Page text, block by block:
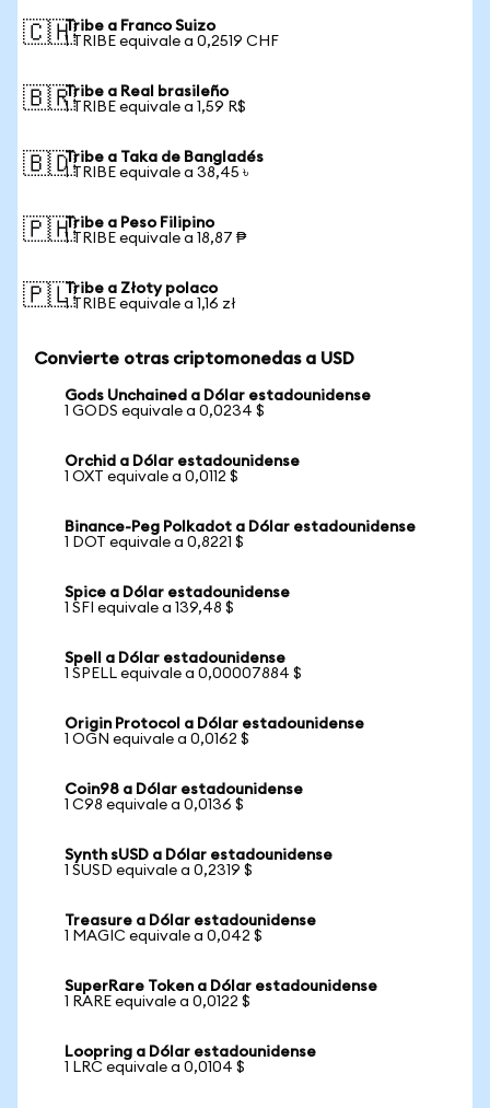
🇨🇭Tribe a Franco Suizo
1 TRIBE equivale a 0,2519 CHF
🇧🇷Tribe a Real brasileño
1 TRIBE equivale a 1,59 R$
🇧🇩Tribe a Taka de Bangladés
1 TRIBE equivale a 38,45 ৳
🇵🇭Tribe a Peso Filipino
1 TRIBE equivale a 18,87 ₱
🇵🇱Tribe a Złoty polaco
1 TRIBE equivale a 1,16 zł
Convierte otras criptomonedas a USD
Gods Unchained a Dólar estadounidense
1 GODS equivale a 0,0234 $
Orchid a Dólar estadounidense
1 OXT equivale a 0,0112 $
Binance-Peg Polkadot a Dólar estadounidense
1 DOT equivale a 0,8221 $
Spice a Dólar estadounidense
1 SFI equivale a 139,48 $
Spell a Dólar estadounidense
1 SPELL equivale a 0,00007884 $
Origin Protocol a Dólar estadounidense
1 OGN equivale a 0,0162 $
Coin98 a Dólar estadounidense
1 C98 equivale a 0,0136 $
Synth sUSD a Dólar estadounidense
1 SUSD equivale a 0,2319 $
Treasure a Dólar estadounidense
1 MAGIC equivale a 0,042 $
SuperRare Token a Dólar estadounidense
1 RARE equivale a 0,0122 $
Loopring a Dólar estadounidense
1 LRC equivale a 0,0104 $